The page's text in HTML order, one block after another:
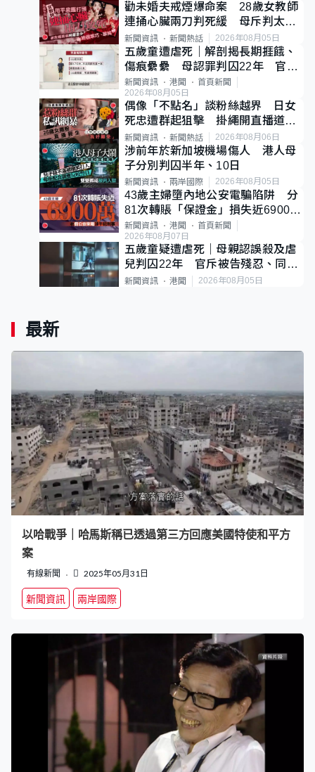
勸未婚夫戒煙爆命案 28歲女教師
連捅心臟兩刀判死緩 母斥判太重
已上訴
新聞資訊 新聞熱話 2026年08月05日
五歲童遭虐死｜解剖揭長期捱餓、
傷痕纍纍 母認罪判囚22年 官斥
冷血：同類案最惡劣
新聞資訊 港聞
首頁新聞
2026年08月05日
偶像「不點名」談粉絲越界 日女
死忠遭群起狙擊 掛繩開直播道歉
後輕生
新聞資訊 新聞熱話 2026年08月06日
涉前年於新加坡機場傷人 港人母
子分別判囚半年、10日
新聞資訊 兩岸國際 2026年08月05日
43歲主婦墮內地公安電騙陷阱 分
81次轉賬「保證金」損失近6900萬
元
新聞資訊 港聞
首頁新聞
2026年08月07日
五歲童疑遭虐死｜母親認誤殺及虐
兒判囚22年 官斥被告殘忍、同類
案最惡劣
新聞資訊 港聞 2026年08月05日
最新
以哈戰爭｜哈馬斯稱已透過第三方回應美國特使和平方
案
有線新聞 2025年05月31日
新聞資訊 兩岸國際